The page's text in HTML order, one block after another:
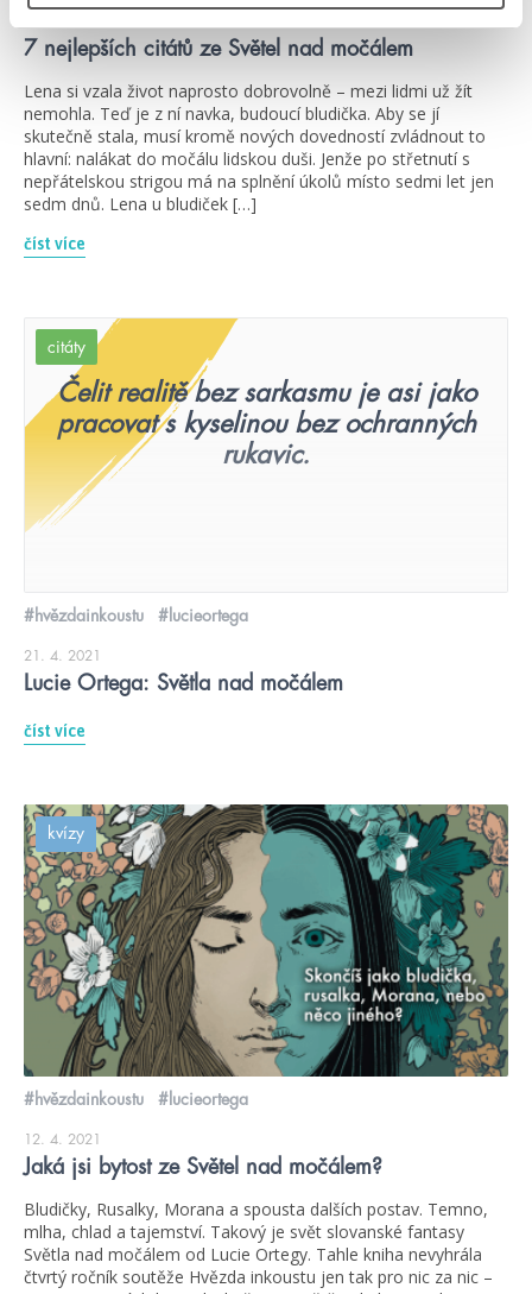
7 nejlepších citátů ze Světel nad močálem
Lena si vzala život naprosto dobrovolně – mezi lidmi už žít
nemohla. Teď je z ní navka, budoucí bludička. Aby se jí
skutečně stala, musí kromě nových dovedností zvládnout to
hlavní: nalákat do močálu lidskou duši. Jenže po střetnutí s
nepřátelskou strigou má na splnění úkolů místo sedmi let jen
sedm dnů. Lena u bludiček […]
číst více
citáty
Čelit realitě bez sarkasmu je asi jako
pracovat s kyselinou bez ochranných
rukavic.
#hvězdainkoustu #lucieortega
21. 4. 2021
Lucie Ortega: Světla nad močálem
číst více
kvízy
#hvězdainkoustu #lucieortega
12. 4. 2021
Jaká jsi bytost ze Světel nad močálem?
Bludičky, Rusalky, Morana a spousta dalších postav. Temno,
mlha, chlad a tajemství. Takový je svět slovanské fantasy
Světla nad močálem od Lucie Ortegy. Tahle kniha nevyhrála
čtvrtý ročník soutěže Hvězda inkoustu jen tak pro nic za nic –